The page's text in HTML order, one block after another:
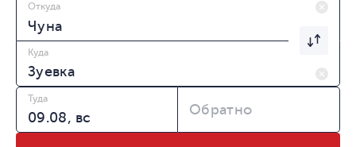
Откуда
Куда
Туда
Обратно